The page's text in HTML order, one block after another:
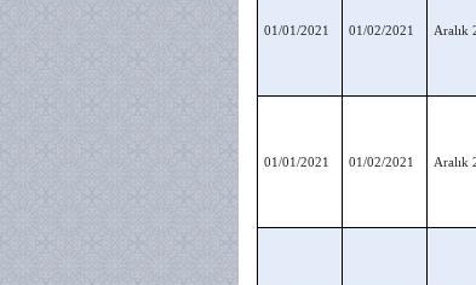
01/01/2021 01/02/2021 Aralık
01/01/2021 01/02/2021 Aralık